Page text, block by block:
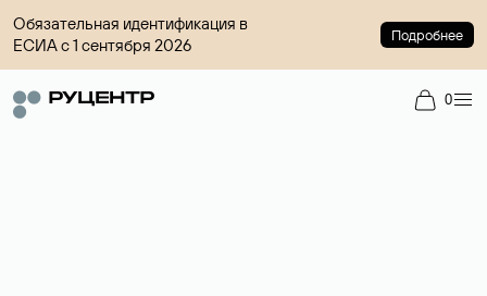
Обязательная идентификация в
ЕСИА с 1 сентября 2026
Подробнее
0